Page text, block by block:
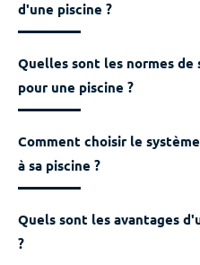
d'une piscine ?
Quelles sont les normes
pour une piscine ?
Comment choisir le
à sa piscine ?
Quels sont les avantages
?